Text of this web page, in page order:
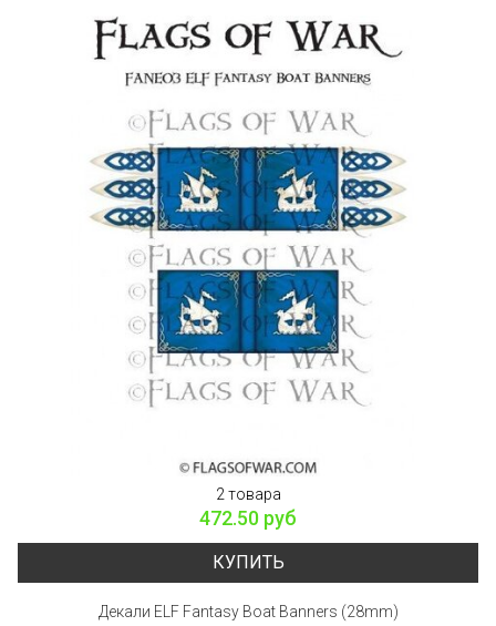
2 товара
472.50 руб
КУПИТЬ
Декали ELF Fantasy Boat Banners (28mm)